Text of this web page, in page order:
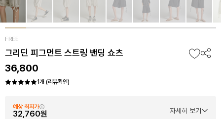
FREE
그리딘 피그먼트 스트링 밴딩 쇼츠
36,800
1개 (리뷰확인)
예상 최저가
32,760원 자세히 보기